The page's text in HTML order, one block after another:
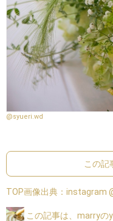
@syueri.wd
この記
TOP画像出典： instagram
この記事は、marryの